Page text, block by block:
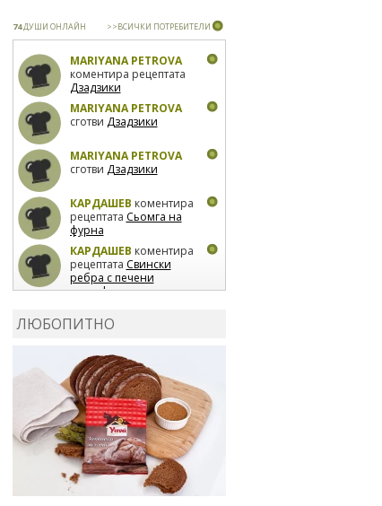
74ДУШИ ОНЛАЙН >>ВСИЧКИ ПОТРЕБИТЕЛИ
MARIYANA PETROVA
коментира рецептата
Дзадзики
MARIYANA PETROVA
сготви Дзадзики
MARIYANA PETROVA
сготви Дзадзики
КАРДАШЕВ коментира
рецептата Сьомга на
фурна
КАРДАШЕВ коментира
рецептата Свински
ребра с печени
картофи
лимон
коментира рецептата
Киноа със зеленчуци
ЛЮБОПИТНО